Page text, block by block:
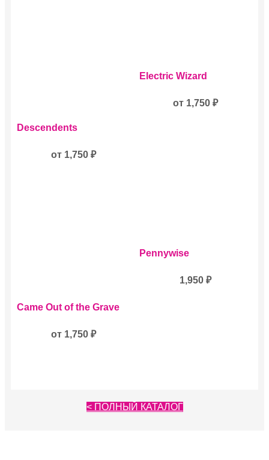
Этот
товар
несколько
Descendents
от 1,750 ₽
Этот
товар
несколько
Electric Wizard
от 1,750₽
Этот
товар
несколько
Came Out of the Grave
от 1,750 ₽
Pennywise
1,950₽
< ПОЛНЫЙ КАТАЛОГ